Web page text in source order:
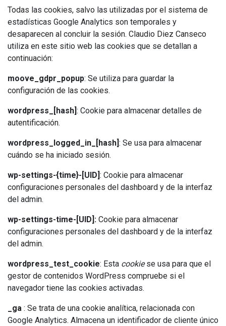
Todas las cookies, salvo las utilizadas por el sistema de
estadísticas Google Analytics son temporales y
desaparecen al concluir la sesión. Claudio Diez Canseco
utiliza en este sitio web las cookies que se detallan a
continuación:
moove_gdpr_popup: Se utiliza para guardar la
configuración de las cookies.
wordpress_[hash] : Cookie para almacenar detalles de
autentificación.
wordpress_logged_in_[hash] : Se usa para almacenar
cuándo se ha iniciado sesión.
wp-settings-{time}-[UID] : Cookie para almacenar
configuraciones personales del dashboard y de la interfaz
del admin.
wp-settings-time-[UID]: Cookie para almacenar
configuraciones personales del dashboard y de la interfaz
del admin.
wordpress_test_cookie: Esta cookiese usa para que el
gestor de contenidos WordPress compruebe si el
navegador tiene las cookies activadas.
_ga : Se trata de una cookie analítica, relacionada con
Google Analytics. Almacena un identificador de cliente único